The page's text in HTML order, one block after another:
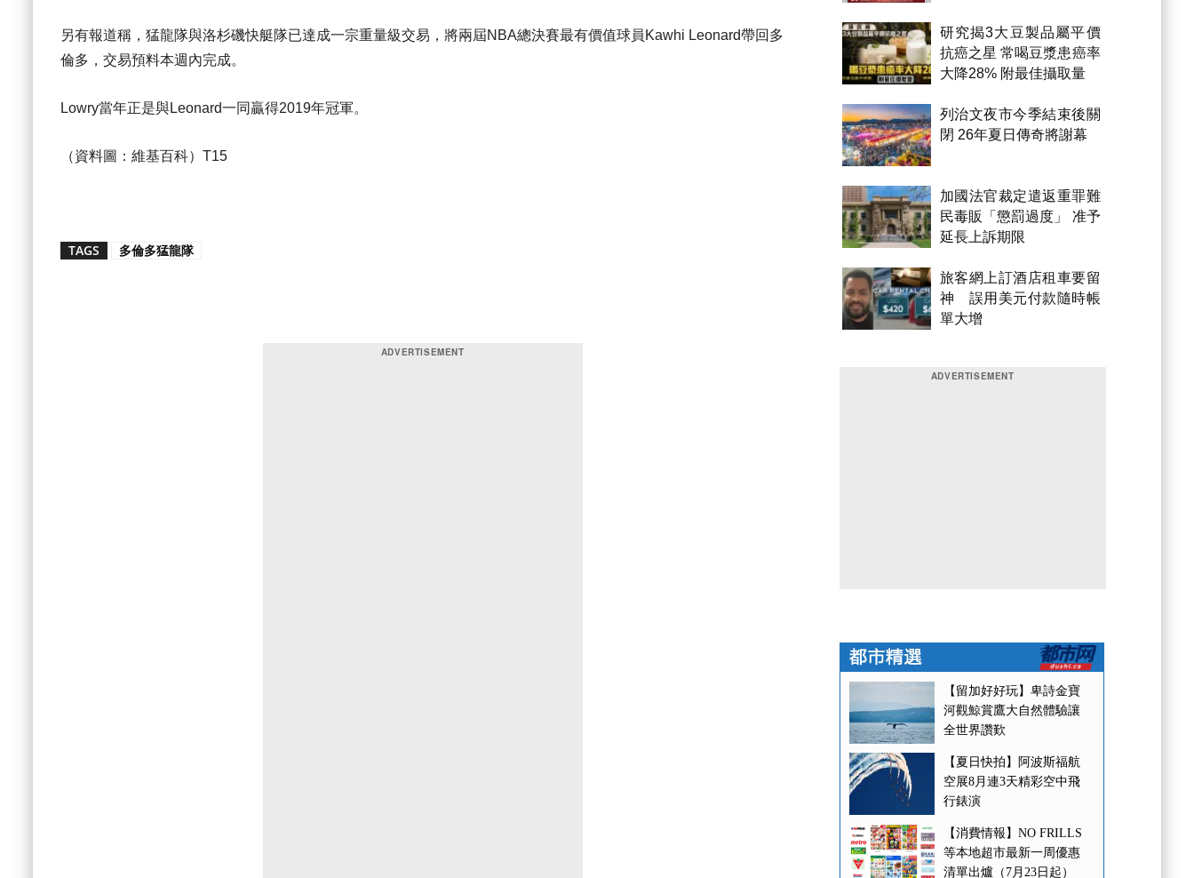
另有報道稱，猛龍隊與洛杉磯快艇隊已達成一宗重量級交易，將兩屆NBA總決賽最有價值球員Kawhi Leonard帶回多
倫多，交易預料本週內完成。
Lowry當年正是與Leonard一同贏得2019年冠軍。
（資料圖：維基百科）T15
TAGS 多倫多猛龍隊
研究揭3大豆製品屬平價
抗癌之星 常喝豆漿患癌率
大降28% 附最佳攝取量
列治文夜市今季結束後關
閉 26年夏日傳奇將謝幕
加國法官裁定遣返重罪難
民毒販「懲罰過度」 准予
延長上訴期限
旅客網上訂酒店租車要留
神 誤用美元付款隨時帳
單大增